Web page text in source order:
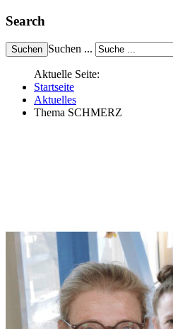
Search
Suchen ...
Aktuelle Seite:
Startseite
Aktuelles
Thema SCHMERZ